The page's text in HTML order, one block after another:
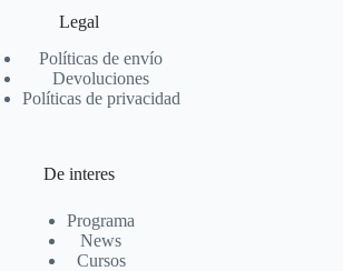
Legal
Políticas de envío
Devoluciones
Políticas de privacidad
De interes
Programa
News
Cursos